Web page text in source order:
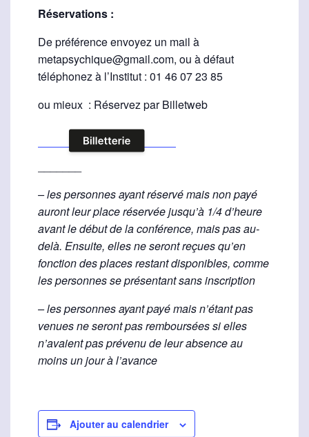
Réservations :
De préférence envoyez un mail à
metapsychique@gmail.com, ou à défaut
téléphonez à l’Institut : 01 46 07 23 85
ou mieux : Réservez par Billetweb
– les personnes ayant réservé mais non payé
auront leur place réservée jusqu’à 1/4 d’heure
avant le début de la conférence, mais pas au-
delà. Ensuite, elles ne seront reçues qu’en
fonction des places restant disponibles, comme
les personnes se présentant sans inscription
– les personnes ayant payé mais n’étant pas
venues ne seront pas remboursées si elles
n’avaient pas prévenu de leur absence au
moins un jour à l’avance
Ajouter au calendrier